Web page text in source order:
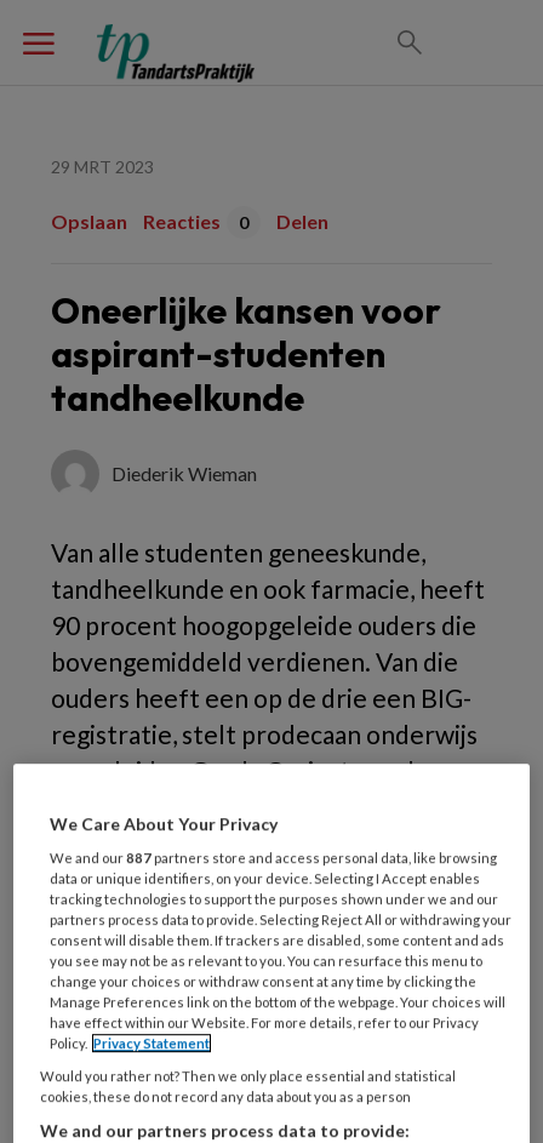
29 MRT 2023
Opslaan Reacties 0 Delen
Oneerlijke kansen voor
aspirant-studenten
tandheelkunde
Diederik Wieman
Van alle studenten geneeskunde,
tandheelkunde en ook farmacie, heeft
90 procent hoogopgeleide ouders die
bovengemiddeld verdienen. Van die
ouders heeft een op de drie een BIG-
registratie, stelt prodecaan onderwijs
en opleiden Gerda Croiset van de
We Care About Your Privacy
We and our887 partners store and access personal data, like browsing
data or unique identifiers, on your device. Selecting I Accept enables
tracking technologies to support the purposes shown under we and our
partners process data to provide. Selecting Reject All or withdrawing your
consent will disable them. If trackers are disabled, some content and ads
you see may not be as relevant to you. You can resurface this menu to
change your choices or withdraw consent at any time by clicking the
Manage Preferences link on the bottom of the webpage. Your choices will
have effect within our Website. For more details, refer to our Privacy
Policy. Privacy Statement
Would you rather not? Then we only place essential and statistical
cookies, these do not record any data about you as a person
We and our partners process data to provide: